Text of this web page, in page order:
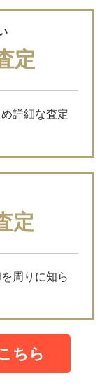
定
詳細な査定
定
周りに知ら
ちら